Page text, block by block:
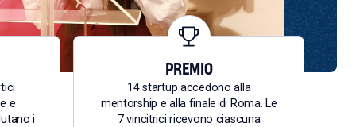
e
i
PREMIO
14 startup accedono alla
mentorship e alla finale di Roma. Le
7 vincitrici ricevono ciascuna